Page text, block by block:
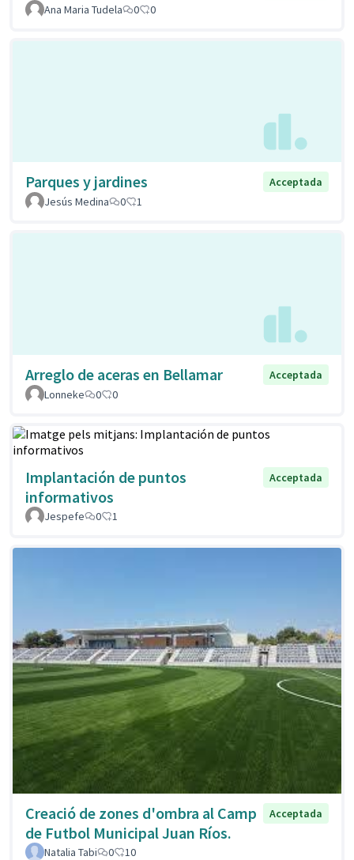
Ana Maria Tudela
0 0
Parques y jardines
Acceptada
Jesús Medina
0 1
Arreglo de aceras en Bellamar
Acceptada
Lonneke
0 0
Implantación de puntos
informativos
Acceptada
Jespefe 0 1
Creació de zones d'ombra al Camp
de Futbol Municipal Juan Ríos.
Acceptada
Natalia Tabi 0 10